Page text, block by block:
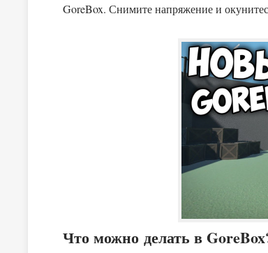
GoreBox. Снимите напряжение и
Что можно делать в